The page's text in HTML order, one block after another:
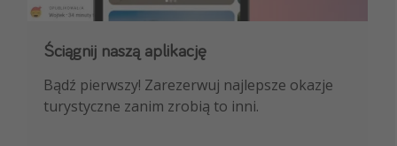
Ściągnij naszą aplikację
Bądź pierwszy! Zarezerwuj najlepsze okazje
turystyczne zanim zrobią to inni.
Dołącz do naszego kanału na WhatsApp
NAJLEPSZE oferty podróżnicze, porady
ekspertów i wiele więcej!